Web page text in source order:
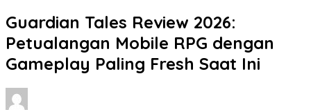
Guardian Tales Review 2026:
Petualangan Mobile RPG dengan
Gameplay Paling Fresh Saat Ini